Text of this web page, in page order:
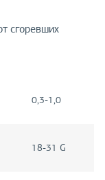
сгоревших
0,3-1,0
18-31 G